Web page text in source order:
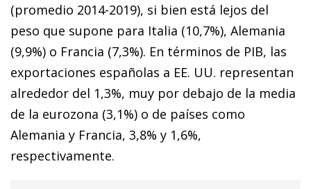
(promedio 2014-2019), si bien está lejos del
peso que supone para Italia (10,7%), Alemania
(9,9%) o Francia (7,3%). En términos de PIB, las
exportaciones españolas a EE. UU. representan
alrededor del 1,3%, muy por debajo de la media
de la eurozona (3,1%) o de países como
Alemania y Francia, 3,8% y 1,6%,
respectivamente.